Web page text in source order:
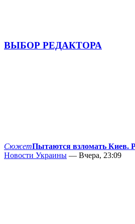
ВЫБОР РЕДАКТОРА
СюжетПытаются взломать Киев.
Новости Украины — Вчера, 23:09